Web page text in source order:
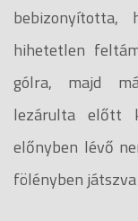
hihetetlen
gólra, majd
lezárulta előtt
előnyben lévő
fölényben